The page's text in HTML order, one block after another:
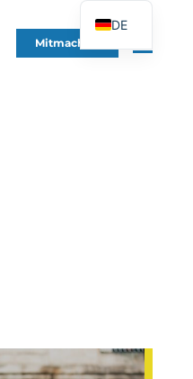
Mitmachen
DE
FR